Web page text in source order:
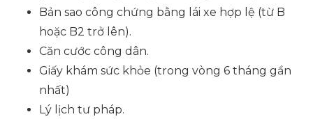
Bản sao công chứng bằng lái xe hợp lệ (từ B
hoặc B2 trở lên).
Căn cước công dân.
Giấy khám sức khỏe (trong vòng 6 tháng gần
nhất)
Lý lịch tư pháp.